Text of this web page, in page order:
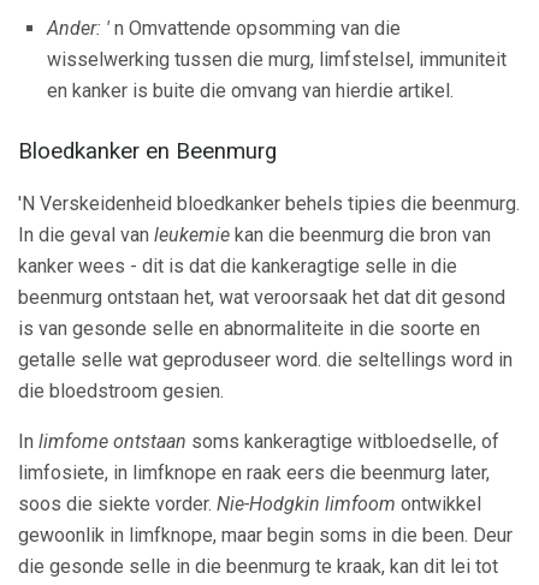
Ander: ' n Omvattende opsomming van die
wisselwerking tussen die murg, limfstelsel, immuniteit
en kanker is buite die omvang van hierdie artikel.
Bloedkanker en Beenmurg
'N Verskeidenheid bloedkanker behels tipies die beenmurg.
In die geval van leukemie kan die beenmurg die bron van
kanker wees - dit is dat die kankeragtige selle in die
beenmurg ontstaan ​​het, wat veroorsaak het dat dit gesond
is van gesonde selle en abnormaliteite in die soorte en
getalle selle wat geproduseer word. die seltellings word in
die bloedstroom gesien.
In limfome ontstaan soms kankeragtige witbloedselle, of
limfosiete, in limfknope en raak eers die beenmurg later,
soos die siekte vorder. Nie-Hodgkin limfoom ontwikkel
gewoonlik in limfknope, maar begin soms in die been. Deur
die gesonde selle in die beenmurg te kraak, kan dit lei tot